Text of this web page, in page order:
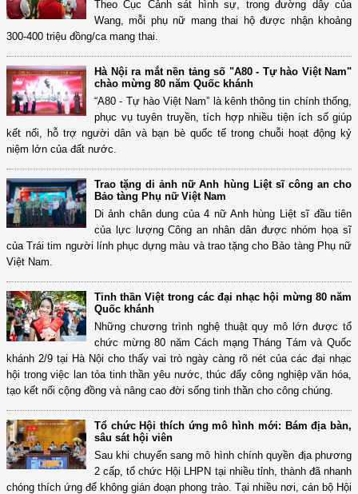
Theo Cục Cảnh sát hình sự, trong đường dây của
Wang, mỗi phụ nữ mang thai hộ được nhận khoảng
300-400 triệu đồng/ca mang thai.
Hà Nội ra mắt nền tảng số "A80 - Tự hào Việt Nam"
chào mừng 80 năm Quốc khánh
“A80 - Tự hào Việt Nam” là kênh thông tin chính thống,
phục vụ tuyên truyền, tích hợp nhiều tiện ích số giúp
kết nối, hỗ trợ người dân và bạn bè quốc tế trong chuỗi hoạt động kỷ
niệm lớn của đất nước.
Trao tặng di ảnh nữ Anh hùng Liệt sĩ công an cho
Bảo tàng Phụ nữ Việt Nam
Di ảnh chân dung của 4 nữ Anh hùng Liệt sĩ đầu tiên
của lực lượng Công an nhân dân được nhóm họa sĩ
của Trái tim người lính phục dựng màu và trao tặng cho Bảo tàng Phụ nữ
Việt Nam.
Tinh thần Việt trong các đại nhạc hội mừng 80 năm
Quốc khánh
Những chương trình nghệ thuật quy mô lớn được tổ
chức mừng 80 năm Cách mạng Tháng Tám và Quốc
khánh 2/9 tại Hà Nội cho thấy vai trò ngày càng rõ nét của các đại nhạc
hội trong việc lan tỏa tinh thần yêu nước, thúc đẩy công nghiệp văn hóa,
tạo kết nối cộng đồng và nâng cao đời sống tinh thần cho công chúng.
Tổ chức Hội thích ứng mô hình mới: Bám địa bàn,
sâu sát hội viên
Sau khi chuyển sang mô hình chính quyền địa phương
2 cấp, tổ chức Hội LHPN tại nhiều tỉnh, thành đã nhanh
chóng thích ứng để không gián đoạn phong trào. Tại nhiều nơi, cán bộ Hội